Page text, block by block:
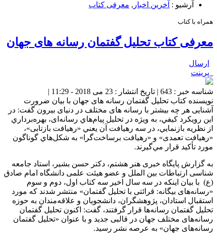
آرشیو : آخرین اخبار , معرفی کتاب
همراه با کتاب
معرفی کتاب تحلیل گفتمان رسانه های جهان
ارسال
پرینت
شناسه خبر : 643 | تاریخ انتشار : 23 می 2018 - 11:29 |
نویسنده کتاب تحلیل گفتمان رسانه های جهان با بیان ضرورت
آشنایی هر چه بیشتر با رسانه های مختلف در دنیای بیرون گفت: در
اين رويکرد کيفي، به ويژه در تحليل پيام‌هاي رسانه‌ای، بهره‌برداري
از نظريه بازنمايي،‌ در سه رهيافت آن يعني «رهیافت بازتابی»،
«رهیافت تعمدی» و «رهیافت برساخت‌گرا» به شکل‌هاي گوناگون
مورد تأکيد قرار مي‌گيرند‌.
به گزارش پایگاه خبری هنر هشتم، دکتر حسن بشیر، استاد جامعه
شناسی ارتباطات بین الملل و عضو هیئت علمی دانشگاه امام صادق
(ع) با بیان اینکه در سه سال اخیر سه کتاب اول، دوم و سوم
«رسانه‌های بیگانه: قرائتی با تحلیل گفتمان» منتشر شدند که مورد
استقبال استادان، پژوهشگران، دانشجویان و علاقه‌مندان به حوزه
تحلیل گفتمان رسانه‌ها قرار گرفتند‌، گفت: اکنون تحلیل گفتمان
رسانه‌های مختلف جهان در قالبی جدید و با عنوان «تحلیل گفتمان
رسانه‌های جهان» به عرصه نشر رسید.